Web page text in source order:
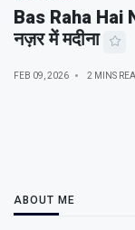
Bas Raha Hai
नज़र में मदीना
FEB 09, 2026 2 MINS
ABOUT ME